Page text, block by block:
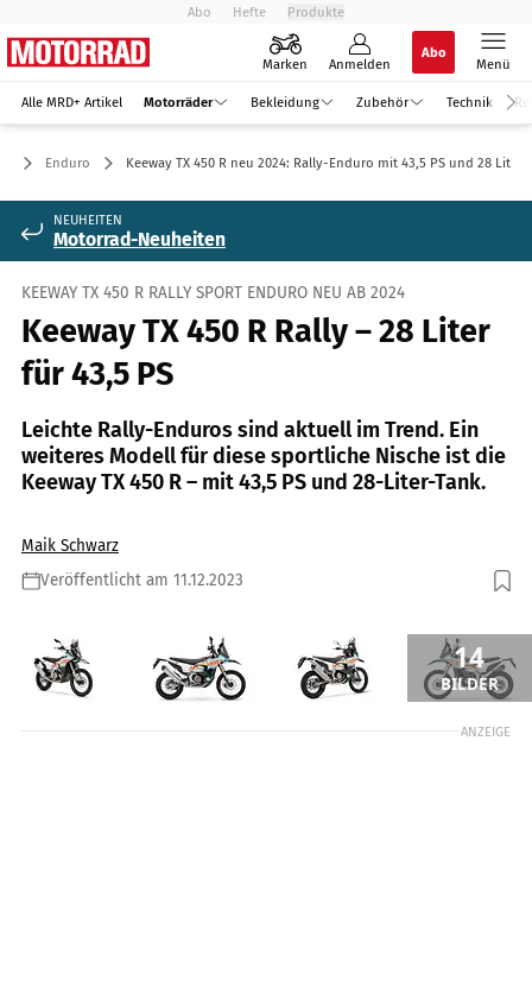
Abo Hefte Produkte
Marken Anmelden
Abo
Menü
Alle MRD+ Artikel Motorräder Bekleidung Zubehör Technik
Enduro Keeway TX 450 R neu 2024: Rally-Enduro mit 43,5 PS und 28 Liter
NEUHEITEN
Motorrad-Neuheiten
KEEWAY TX 450 R RALLY SPORT ENDURO NEU AB 2024
Keeway TX 450 R Rally – 28 Liter
für 43,5 PS
Leichte Rally-Enduros sind aktuell im Trend. Ein
weiteres Modell für diese sportliche Nische ist die
Keeway TX 450 R – mit 43,5 PS und 28-Liter-Tank.
Maik Schwarz
Veröffentlicht am 11.12.2023
14
BILDER
ANZEIGE